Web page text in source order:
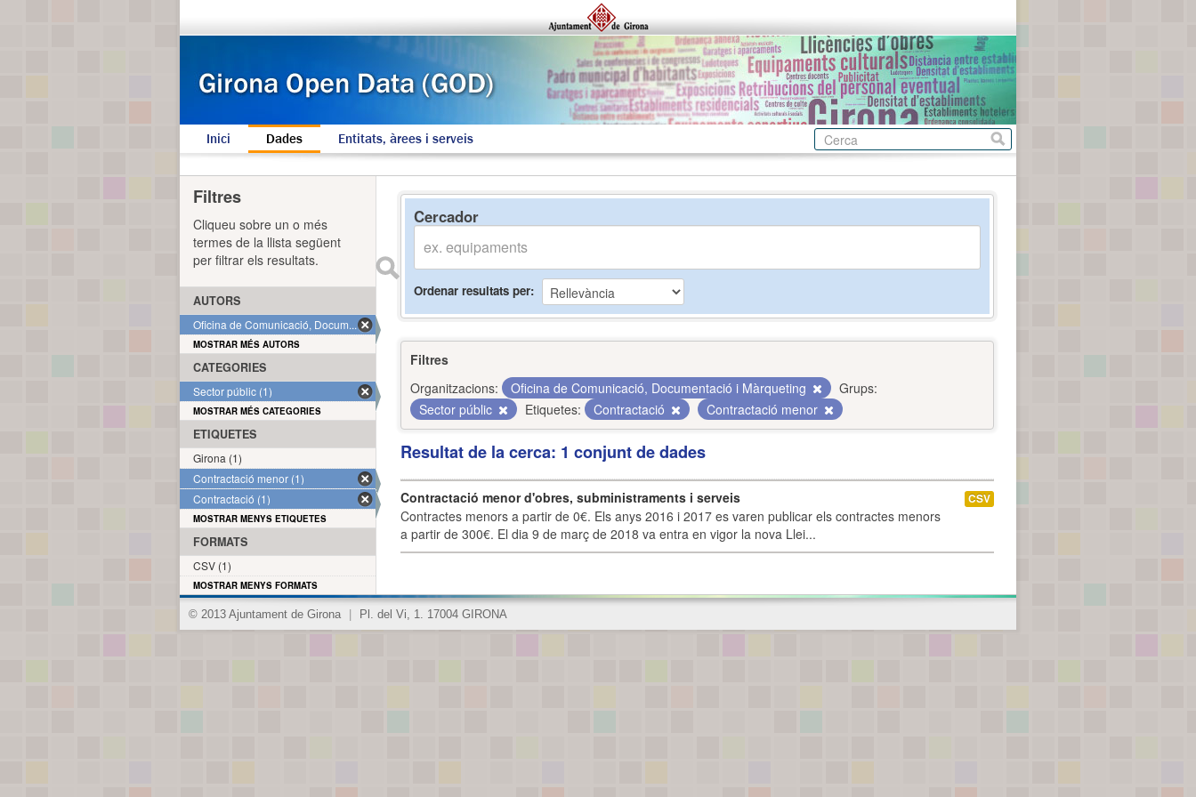
Inici Dades Entitats, àrees i serveis
Cercador
Ordenar resultats per
Filtres
Organitzacions:
Oficina de Comunicació, Documentació i Màrqueting
Grups:
Sector públic
Etiquetes: Contractació Contractació menor
Resultat de la cerca: 1 conjunt de dades
Contractació menor d'obres, subministraments i serveis
Contractes menors a partir de 0€. Els anys 2016 i 2017 es varen publicar els contractes menors
a partir de 300€. El dia 9 de març de 2018 va entra en vigor la nova Llei...
CSV
Filtres
Cliqueu sobre un o més
termes de la llista següent
per filtrar els resultats.
AUTORS
Oficina de Comunicació, Docum... (1)
MOSTRAR MÉS AUTORS
CATEGORIES
Sector públic (1)
MOSTRAR MÉS CATEGORIES
ETIQUETES
Girona (1)
Contractació menor (1)
Contractació (1)
MOSTRAR MENYS ETIQUETES
FORMATS
CSV (1)
MOSTRAR MENYS FORMATS
© 2013 Ajuntament de Girona Pl. del Vi, 1. 17004 GIRONA